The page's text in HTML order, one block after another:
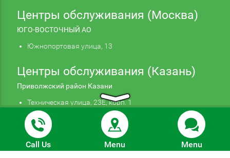
Центры обслуживания (Москва)
ЮГО-ВОСТОЧНЫЙ АО
Южнопортовая улица, 13
Центры обслуживания (Казань)
Приволжский район Казани
Техническая улица, 23Е, корп. 1
© 2026 Autohelp. Все права защищены. Информация,
Подтверждаю
Продолжая использовать наш сайт, вы даете
согласие на обработку файлов cookie,
которые обеспечивают правильную работу сайта.
Подробнее
Call Us Menu Menu